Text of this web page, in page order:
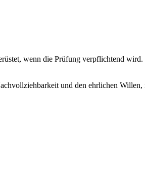
wenn die Prüfung verpflichtend wird.
und den ehrlichen Willen,